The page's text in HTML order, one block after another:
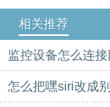
相关推荐
监控设备怎么连接
怎么把嘿siri改成